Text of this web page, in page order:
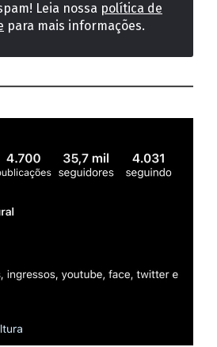
Leia nossa política de
para mais informações.